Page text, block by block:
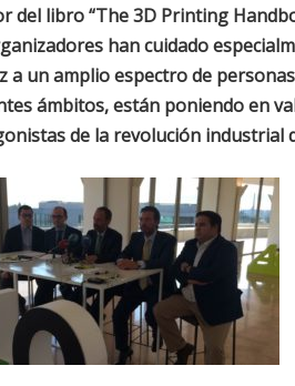
del libro “The 3D Printing
han cuidado
a un amplio espectro de
ámbitos, están poniendo en
de la revolución industrial